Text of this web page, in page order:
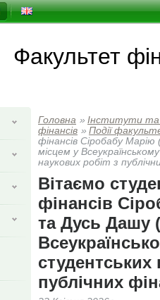
Факультет
Головна » Інститути
фінансів » Події
фінансів Сіробабу
місцем у
наукових робіт з
Вітаємо
фінансів
та Дусь Дашу
студентських
публічних